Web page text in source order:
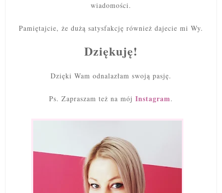
wiadomości.
Pamiętajcie, że dużą satysfakcję również dajecie mi Wy.
Dziękuję!
Dzięki Wam odnalazłam swoją pasję.
Ps. Zapraszam też na mój Instagram.